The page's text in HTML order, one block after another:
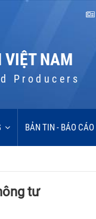
VIỆT NAM
Producers
BẢN TIN - BÁO CÁO
tư